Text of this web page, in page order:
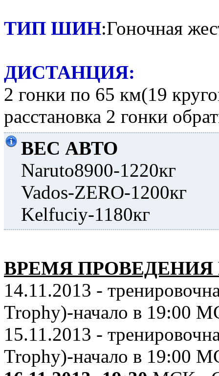
ТИП ШИН:Гоночная
ДИСТАНЦИЯ:
2 гонки по 65 км(19
расстановка 2 гонки
ВЕС АВТО
Naruto8900-1220кг
Vados-ZERO-1200кг
Kelfuciy-1180кг
ВРЕМЯ
14.11.2013 -
Trophy)-начало в 19:00
15.11.2013 -
Trophy)-начало в 19:00